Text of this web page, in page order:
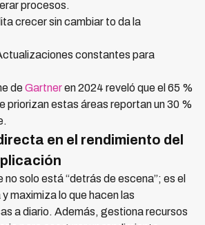
procesos.
crecer sin cambiar to da la
constantes para
deGartneren 2024 reveló que el 65 %
priorizan estas áreas reportan un 30 %
en el rendimiento del
solo está “detrás de escena”; es el
maximiza lo que hacen las
a diario. Además, gestiona recursos